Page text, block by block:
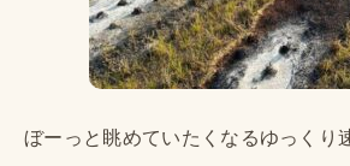
ぼーっと眺めていたくなるゆっくり